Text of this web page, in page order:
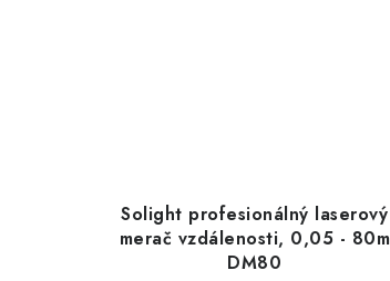
Solight profesionálný laserový
merač vzdálenosti, 0,05 - 80m
DM80